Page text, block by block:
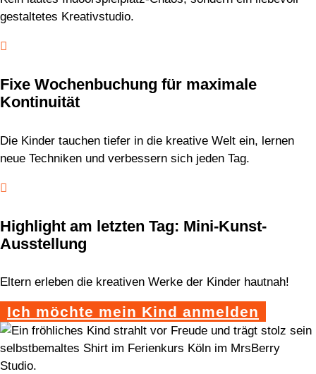
gestaltetes Kreativstudio.

Fixe Wochenbuchung für maximale
Kontinuität
Die Kinder tauchen tiefer in die kreative Welt ein, lernen
neue Techniken und verbessern sich jeden Tag.

Highlight am letzten Tag: Mini-Kunst-
Ausstellung
Eltern erleben die kreativen Werke der Kinder hautnah!
Ich möchte mein Kind anmelden